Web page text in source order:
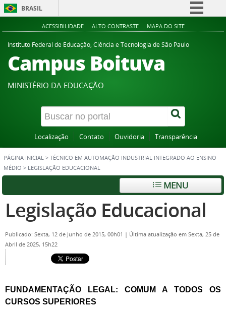
BRASIL
Simplifique!
Comunica BR
Acesso à informação
Canais
ACESSIBILIDADE ALTO CONTRASTE MAPA DO SITE
Instituto Federal de Educação, Ciência e Tecnologia de São Paulo
Campus Boituva
MINISTÉRIO DA EDUCAÇÃO
Localização Contato Ouvidoria Transparência
PÁGINA INICIAL > TÉCNICO EM AUTOMAÇÃO INDUSTRIAL INTEGRADO AO ENSINO
MÉDIO > LEGISLAÇÃO EDUCACIONAL
MENU
Legislação Educacional
Publicado: Sexta, 12 de Junho de 2015, 00h01 | Última atualização em Sexta, 25 de
Abril de 2025, 15h22
FUNDAMENTAÇÃO LEGAL: COMUM A TODOS OS
CURSOS SUPERIORES